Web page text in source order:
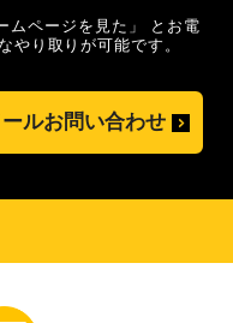
ムページを見た」
とお電
やり取りが可能です。
ルお問い合わせ